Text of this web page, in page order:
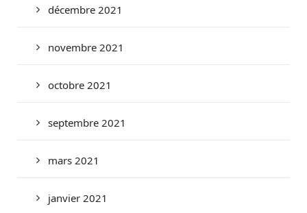
décembre 2021
novembre 2021
octobre 2021
septembre 2021
mars 2021
janvier 2021